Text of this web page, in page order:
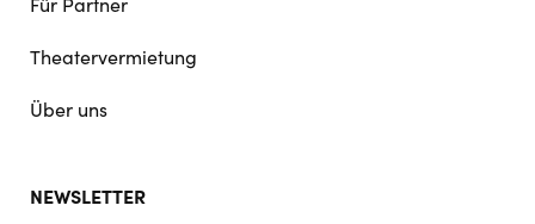
Theatervermietung
Über uns
NEWSLETTER